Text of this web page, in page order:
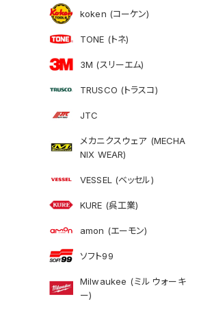
koken (コーケン)
TONE (トネ)
3M (スリーエム)
TRUSCO (トラスコ)
JTC
メカニクスウェア (MECHA
NIX WEAR)
VESSEL (ベッセル)
KURE (呉工業)
amon (エーモン)
ソフト99
Milwaukee (ミルウォーキ
ー)